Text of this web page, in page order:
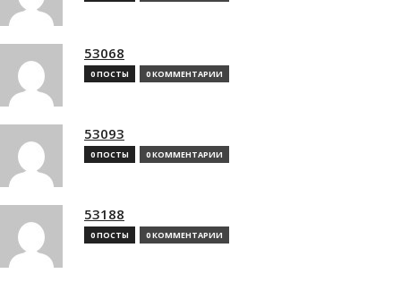
53068
0 ПОСТЫ 0 КОММЕНТАРИИ
53093
0 ПОСТЫ 0 КОММЕНТАРИИ
53188
0 ПОСТЫ 0 КОММЕНТАРИИ